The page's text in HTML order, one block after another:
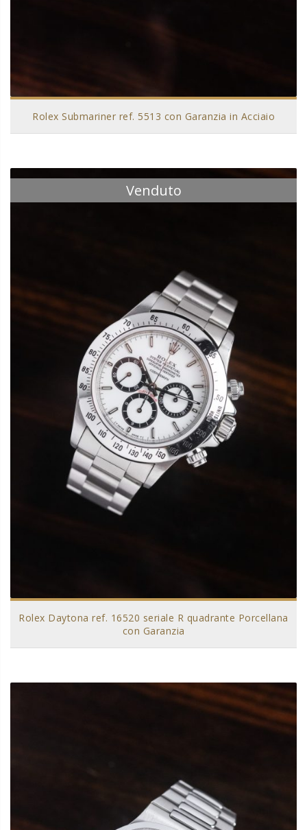
Rolex Submariner ref. 5513 con Garanzia in Acciaio
Venduto
Rolex Daytona ref. 16520 seriale R quadrante Porcellana
con Garanzia